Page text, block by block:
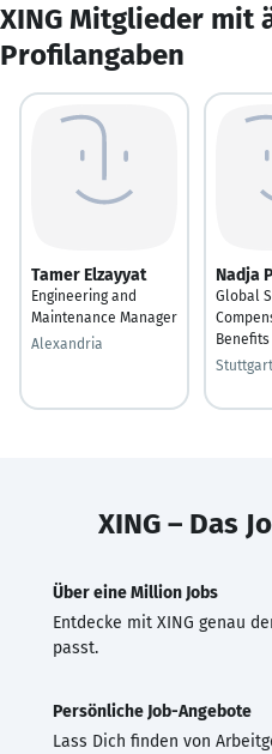
XING Mitglieder mit
Profilangaben
Tamer Elzayyat
Engineering and
Maintenance Manager
Alexandria
Nadja
Global
Benefits
Stuttgart
XING – Das
Über eine Million Jobs
Entdecke mit XING genau
passt.
Persönliche Job-Angebote
Lass Dich finden von